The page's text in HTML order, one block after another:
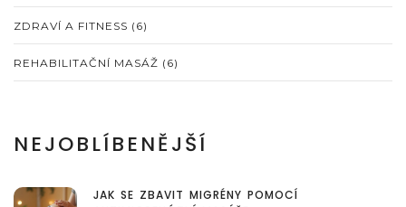
ZDRAVÍ A FITNESS (6)
REHABILITAČNÍ MASÁŽ (6)
NEJOBLÍBENĚJŠÍ
JAK SE ZBAVIT MIGRÉNY POMOCÍ